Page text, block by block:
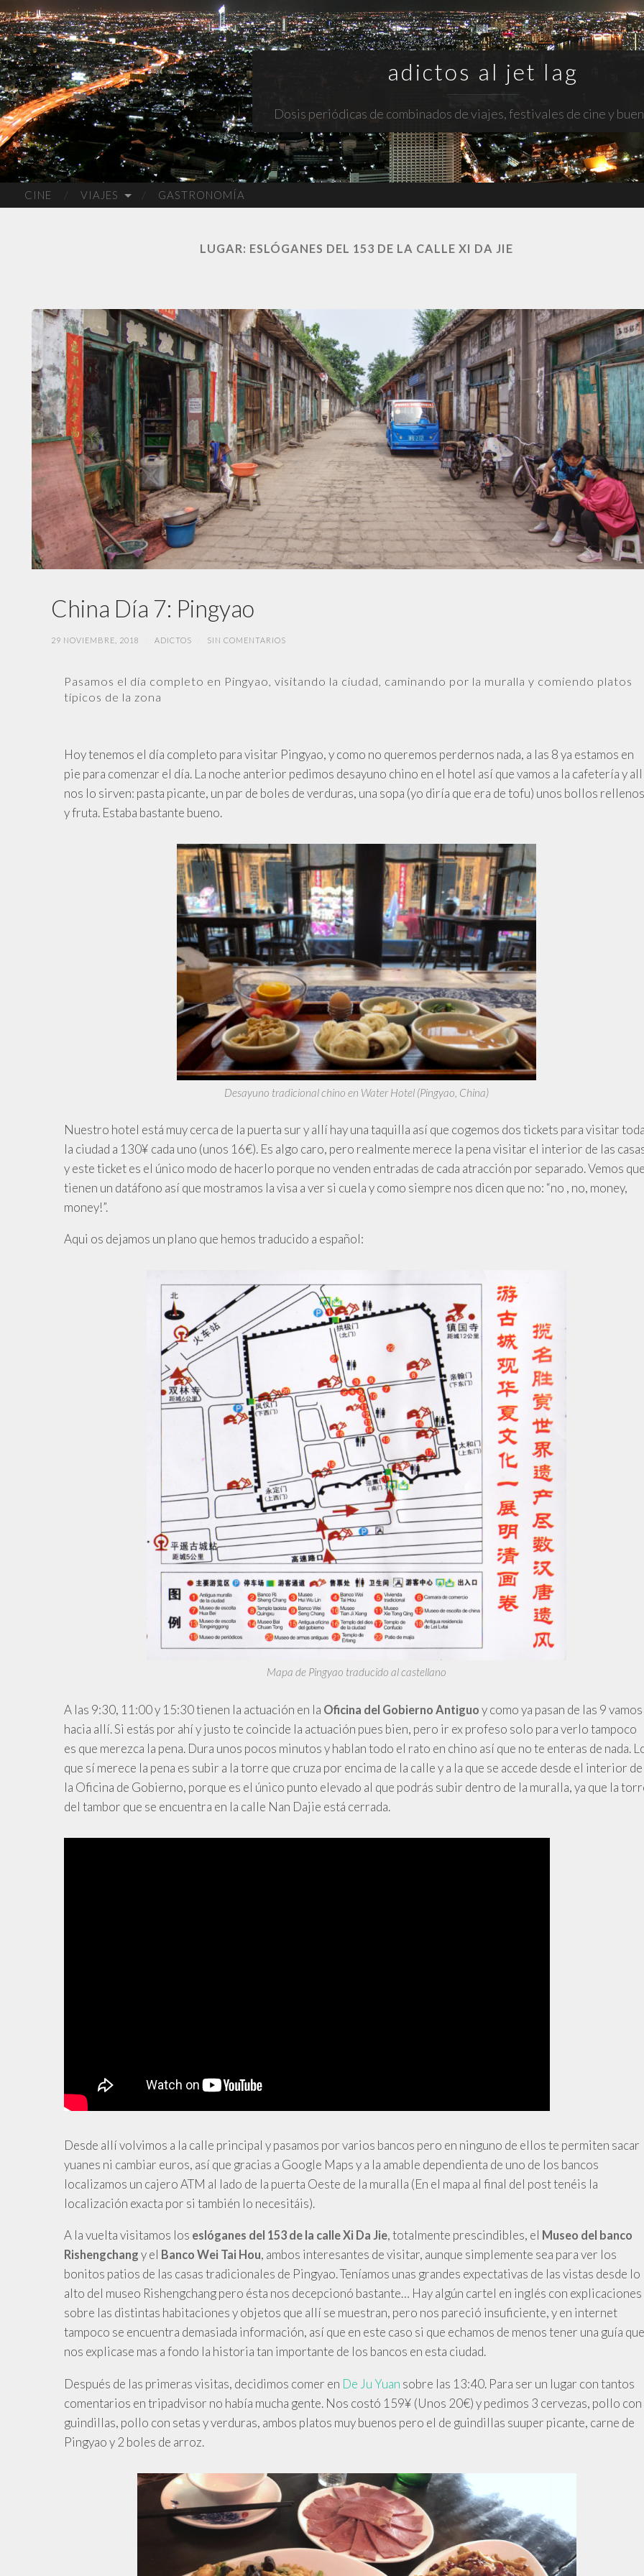
adictos al jet lag
Dosis periódicas de combinados de viajes, festivales de cine y
CINE VIAJES GASTRONOMÍA
LUGAR: ESLÓGANES DEL 153 DE LA CALLE XI DA JIE
China Día 7: Pingyao
29 NOVIEMBRE, 2018 ADICTOS SIN COMENTARIOS
Pasamos el día completo en Pingyao, visitando la ciudad, caminando por la muralla y comiendo platos
típicos de la zona
Hoy tenemos el día completo para visitar Pingyao, y como no queremos perdernos nada, a las 8 ya estamos en
pie para comenzar el día. La noche anterior pedimos desayuno chino en el hotel así que vamos a la cafetería y
nos lo sirven: pasta picante, un par de boles de verduras, una sopa (yo diría que era de tofu) unos bollos rellenos
y fruta. Estaba bastante bueno.
Desayuno tradicional chino en Water Hotel (Pingyao, China)
Nuestro hotel está muy cerca de la puerta sur y allí hay una taquilla así que cogemos dos tickets para visitar
la ciudad a 130¥ cada uno (unos 16€). Es algo caro, pero realmente merece la pena visitar el interior de las
y este ticket es el único modo de hacerlo porque no venden entradas de cada atracción por separado. Vemos
tienen un datáfono así que mostramos la visa a ver si cuela y como siempre nos dicen que no: “no , no, money,
money!”.
Aqui os dejamos un plano que hemos traducido a español:
Mapa de Pingyao traducido al castellano
Alas 9:30, 11:00 y 15:30 tienen la actuación en la Oficina del Gobierno Antiguo y como ya pasan de las 9 vamos
hacia allí. Si estás por ahí y justo te coincide la actuación pues bien, pero ir ex profeso solo para verlo tampoco
es que merezca la pena. Dura unos pocos minutos y hablan todo el rato en chino así que no te enteras de nada.
que sí merece la pena es subir a la torre que cruza por encima de la calle y a la que se accede desde el interior de
la Oficina de Gobierno, porque es el único punto elevado al que podrás subir dentro de la muralla, ya que la
del tambor que se encuentra en la calle Nan Dajie está cerrada.
Desde allí volvimos a la calle principal y pasamos por varios bancos pero en ninguno de ellos te permiten sacar
yuanes ni cambiar euros, así que gracias a Google Maps y a la amable dependienta de uno de los bancos
localizamos un cajero ATM al lado de la puerta Oeste de la muralla (En el mapa al final del post tenéis la
localización exacta por si también lo necesitáis).
Ala vuelta visitamos los eslóganes del 153 de la calle Xi Da Jie, totalmente prescindibles, el Museo del banco
Rishengchang yel Banco Wei Tai Hou, ambos interesantes de visitar, aunque simplemente sea para ver los
bonitos patios de las casas tradicionales de Pingyao. Teníamos unas grandes expectativas de las vistas desde lo
alto del museo Rishengchang pero ésta nos decepcionó bastante… Hay algún cartel en inglés con explicaciones
sobre las distintas habitaciones y objetos que allí se muestran, pero nos pareció insuficiente, y en internet
tampoco se encuentra demasiada información, así que en este caso si que echamos de menos tener una guía que
nos explicase mas a fondo la historia tan importante de los bancos en esta ciudad.
Después de las primeras visitas, decidimos comer en De Ju Yuan sobre las 13:40. Para ser un lugar con tantos
comentarios en tripadvisor no había mucha gente. Nos costó 159¥ (Unos 20€) y pedimos 3 cervezas, pollo con
guindillas, pollo con setas y verduras, ambos platos muy buenos pero el de guindillas suuper picante, carne de
Pingyao y 2 boles de arroz.